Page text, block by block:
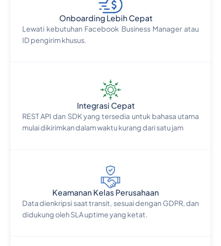
Onboarding Lebih Cepat
Lewati kebutuhan Facebook Business Manager atau
ID pengirim khusus.
Integrasi Cepat
REST API dan SDK yang tersedia untuk bahasa utama
mulai dikirimkan dalam waktu kurang dari satu jam
Keamanan Kelas Perusahaan
Data dienkripsi saat transit, sesuai dengan GDPR, dan
didukung oleh SLA uptime yang ketat.